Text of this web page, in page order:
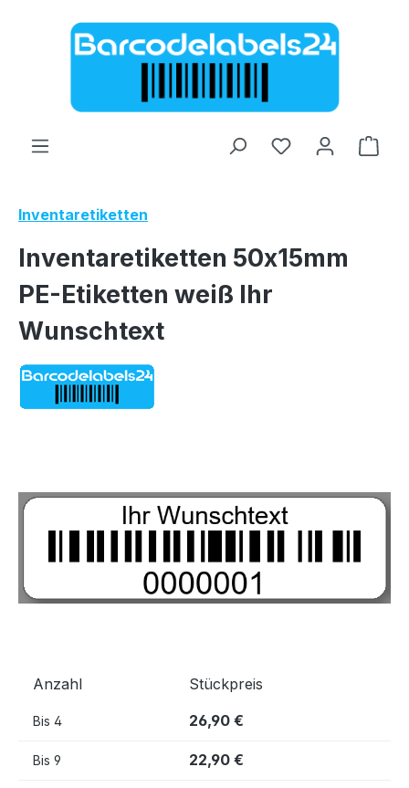
Zum Hauptinhalt springen
Inventaretiketten
Inventaretiketten 50x15mm
PE-Etiketten weiß Ihr
Wunschtext
Anzahl Stückpreis
Bis 4 26,90 €
Bis 9 22,90 €